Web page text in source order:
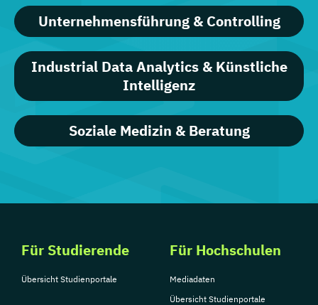
Unternehmensführung & Controlling
Industrial Data Analytics & Künstliche
Intelligenz
Soziale Medizin & Beratung
Für Studierende
Übersicht Studienportale
Für Hochschulen
Mediadaten
Übersicht Studienportale